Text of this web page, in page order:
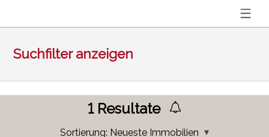
Suchfilter anzeigen
1Resultate
Sortierung: Neueste Immobilien